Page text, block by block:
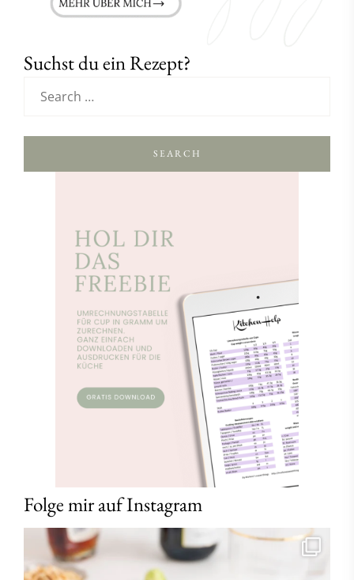
Suchst du ein Rezept?
SEARCH
Folge mir auf Instagram